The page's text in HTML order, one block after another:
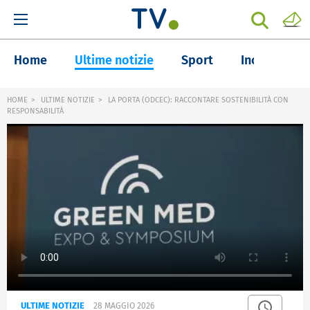
Home Ultime notizie Sport Inchieste
HOME ULTIME NOTIZIE
LA PORTA (ODCEC): RACCONTARE SOSTENIBILITÀ CON
RESPONSABILITÀ
ULTIME NOTIZIE 28 MAGGIO 2026